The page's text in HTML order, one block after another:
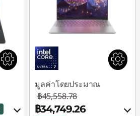
มูลค่าโดยประมาณ
฿45,558.78
฿34,749.26